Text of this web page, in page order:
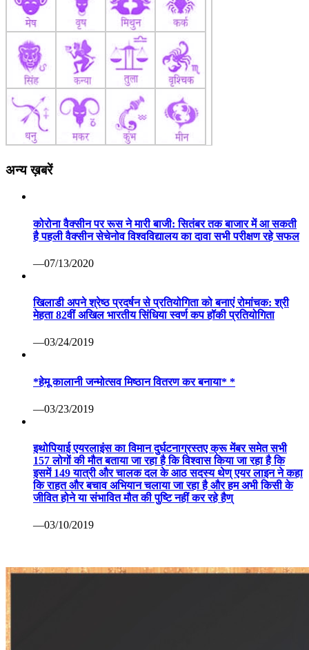
अन्य ख़बरें
कोरोना वैक्सीन पर रूस ने मारी बाजी: सितंबर तक बाजार में आ सकती
है पहली वैक्सीन सेचेनोव विश्वविद्यालय का दावा सभी परीक्षण रहे सफल
—07/13/2020
खिलाडी अपने श्रेष्ठ प्रदर्षन से प्रतियोगिता को बनाएं रोमांचक: श्री
मेहता 82वीं अखिल भारतीय सिंधिया स्वर्ण कप हॉकी प्रतियोगिता
—03/24/2019
*हेमू कालानी जन्मोत्सव मिष्ठान वितरण कर बनाया* *
—03/23/2019
इथोपियाई एयरलाइंस का विमान दुर्घटनाग्रस्तए क्रू मेंबर समेत सभी
157 लोगों की मौत बताया जा रहा है कि विश्वास किया जा रहा है कि
इसमें 149 यात्री और चालक दल के आठ सदस्य थेण् एयर लाइन ने कहा
कि राहत और बचाव अभियान चलाया जा रहा है और हम अभी किसी के
जीवित होने या संभावित मौत की पुष्टि नहीं कर रहे हैण्
—03/10/2019